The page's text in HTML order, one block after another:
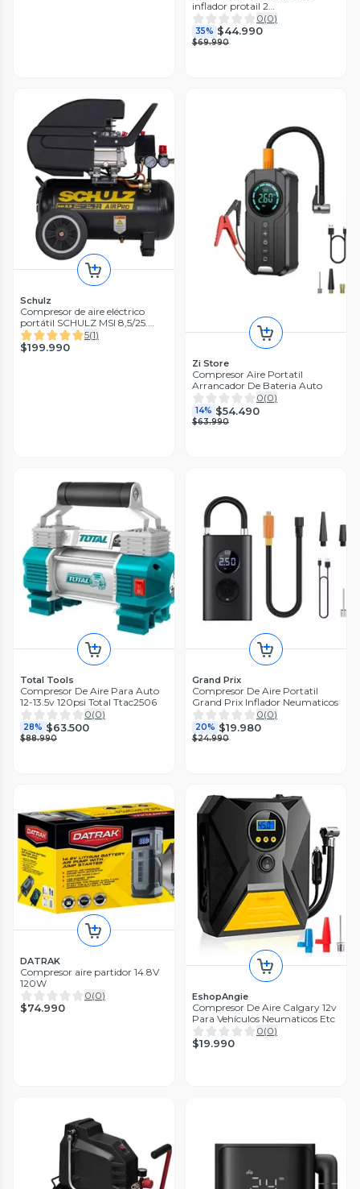
inflador protail 2
Internacional/Mijia
0(0)
35% $44.990
$69.990
Schulz
Compresor de aire eléctrico
portátil SCHULZ MSI 8,5/25.
2HP 25 litros. 5(1)
$199.990
Zi Store
Compresor Aire Portatil
Arrancador De Bateria Auto
0(0)
14% $54.490
$63.990
Total Tools
Compresor De Aire Para Auto
12-13.5v 120psi Total Ttac2506
0(0)
28% $63.500
$88.990
Grand Prix
Compresor De Aire Portatil
Grand Prix Inflador Neumaticos
0(0)
20% $19.980
$24.990
DATRAK
Compresor aire partidor 14.8V
120W
0(0)
$74.990
EshopAngie
Compresor De Aire Calgary 12v
Para Vehículos Neumaticos Etc
0(0)
$19.990